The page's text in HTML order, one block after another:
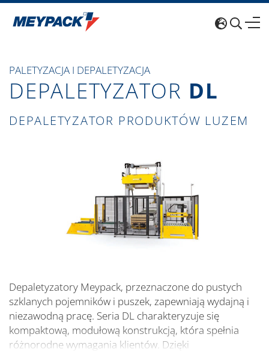
PALETYZACJA I DEPALETYZACJA
DEPALETYZATOR DL
DEPALETYZATOR PRODUKTÓW LUZEM
Depaletyzatory Meypack, przeznaczone do pustych
szklanych pojemników i puszek, zapewniają wydajną i
niezawodną pracę. Seria DL charakteryzuje się
kompaktową, modułową konstrukcją, która spełnia
różnorodne wymagania klientów. Dzięki